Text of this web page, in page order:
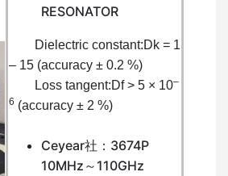
RESONATOR
Dielectric constant:Dk = 1
– 15 (accuracy ± 0.2 %)
Loss tangent:Df > 5 × 10–
6 (accuracy ± 2 %)
Ceyear社：3674P
10MHz～110GHz